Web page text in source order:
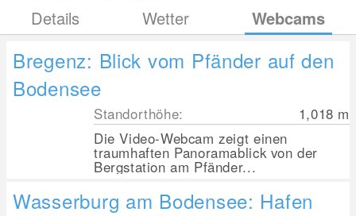
Details Wetter Webcams
Bregenz: Blick vom Pfänder auf den
Bodensee
Standorthöhe: 1,018 m
Die Video-Webcam zeigt einen
traumhaften Panoramablick von der
Bergstation am Pfänder...
Wasserburg am Bodensee: Hafen